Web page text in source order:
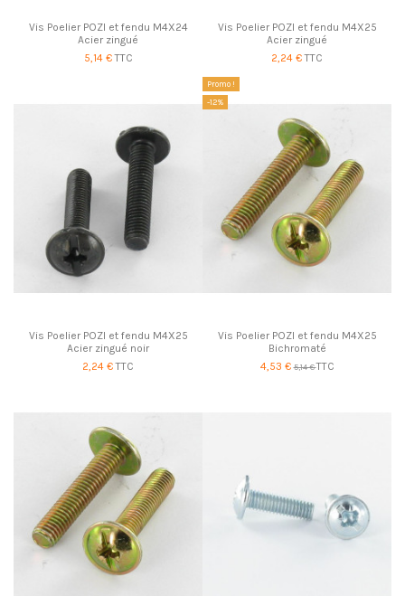
Vis Poelier POZI et fendu M4X24
Acier zingué
5,14 €TTC
Vis Poelier POZI et fendu M4X25
Acier zingué
2,24 €TTC
Vis Poelier POZI et fendu M4X25
Acier zingué noir
2,24 €TTC
Promo !
-12%
Vis Poelier POZI et fendu M4X25
Bichromaté
4,53 €5,14 €TTC